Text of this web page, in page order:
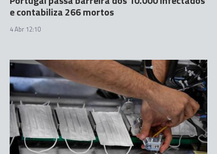
e contabiliza 266 mortos
4 Abr 12:10